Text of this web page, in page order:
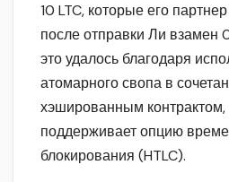
10 LTC, которые его
после отправки Ли взамен
это удалось благодаря
атомарного свопа в
хэшированным контрактом,
поддерживает опцию
блокирования (HTLC).